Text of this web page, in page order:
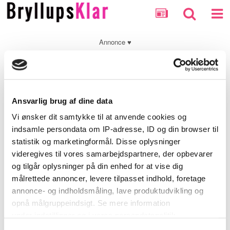
Ansvarlig brug af dine data
Vi ønsker dit samtykke til at anvende cookies og
indsamle persondata om IP-adresse, ID og din browser til
statistik og marketingformål. Disse oplysninger
videregives til vores samarbejdspartnere, der opbevarer
og tilgår oplysninger på din enhed for at vise dig
målrettede annoncer, levere tilpasset indhold, foretage
annonce- og indholdsmåling, lave produktudvikling og
opnå målgruppeindsigt. Se mere information
Annonce ♥
Saramillencourt
ANTAL BESVARELSER
0